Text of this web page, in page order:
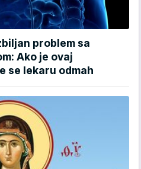
problem sa
Ako je ovaj
se lekaru odmah